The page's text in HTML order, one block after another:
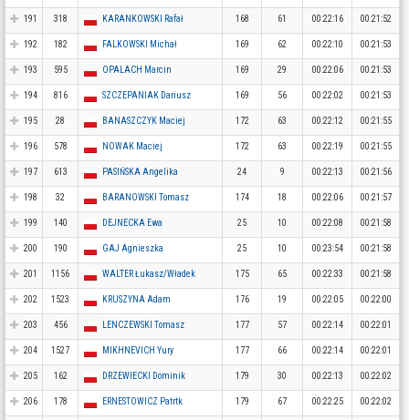
191 318 KARANKOWSKI Rafał 168 61 00:22:16 00:21:52
192 182 FALKOWSKI Michał 169 62 00:22:10 00:21:53
193 595 OPALACH Marcin 169 29 00:22:06 00:21:53
194 816 SZCZEPANIAK Dariusz 169 56 00:22:02 00:21:53
195 28 BANASZCZYK Maciej 172 63 00:22:12 00:21:55
196 578 NOWAK Maciej 172 63 00:22:19 00:21:55
197 613 PASIŃSKA Angelika 24 9 00:22:13 00:21:56
198 32 BARANOWSKI Tomasz 174 18 00:22:06 00:21:57
199 140 DEJNECKA Ewa 25 10 00:22:08 00:21:58
200 190 GAJ Agnieszka 25 10 00:23:54 00:21:58
201 1156 WALTER Łukasz/Władek 175 65 00:22:33 00:21:58
202 1523 KRUSZYNA Adam 176 19 00:22:05 00:22:00
203 456 LENCZEWSKI Tomasz 177 57 00:22:14 00:22:01
204 1527 MIKHNEVICH Yury 177 66 00:22:14 00:22:01
205 162 DRZEWIECKI Dominik 179 30 00:22:13 00:22:02
206 178 ERNESTOWICZ Patrtk 179 67 00:22:25 00:22:02